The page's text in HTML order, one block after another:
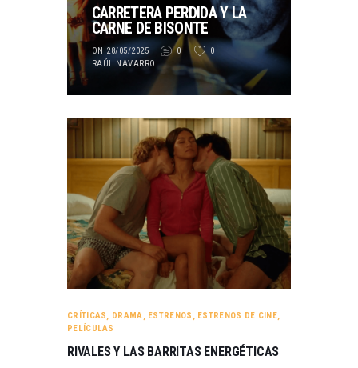
TÉRMINOS Y CONDICIONES
CARRETERA PERDIDA Y LA
CARNE DE BISONTE
ON 28/05/2025 0
0
RAÚL NAVARRO
CRÍTICAS, DRAMA, ESTRENOS , ESTRENOS DE CINE,
PELÍCULAS
RIVALES Y LAS BARRITAS ENERGÉTICAS